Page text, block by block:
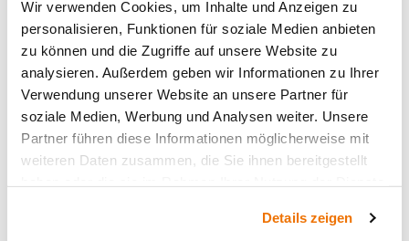
Wir verwenden Cookies, um Inhalte und Anzeigen zu
personalisieren, Funktionen für soziale Medien anbieten
zu können und die Zugriffe auf unsere Website zu
analysieren. Außerdem geben wir Informationen zu Ihrer
Verwendung unserer Website an unsere Partner für
soziale Medien, Werbung und Analysen weiter. Unsere
Partner führen diese Informationen möglicherweise mit
weiteren Daten zusammen, die Sie ihnen bereitgestellt
Details zeigen